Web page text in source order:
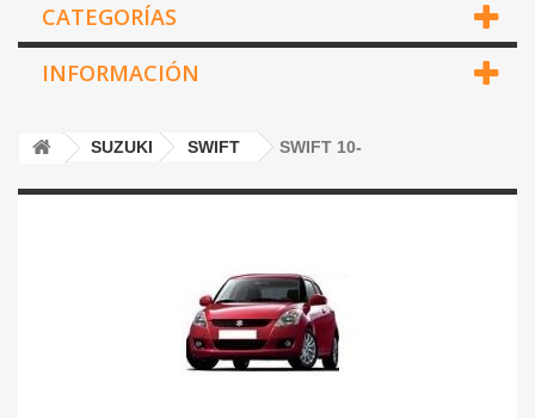
CATEGORÍAS
INFORMACIÓN
SUZUKI SWIFT SWIFT 10-